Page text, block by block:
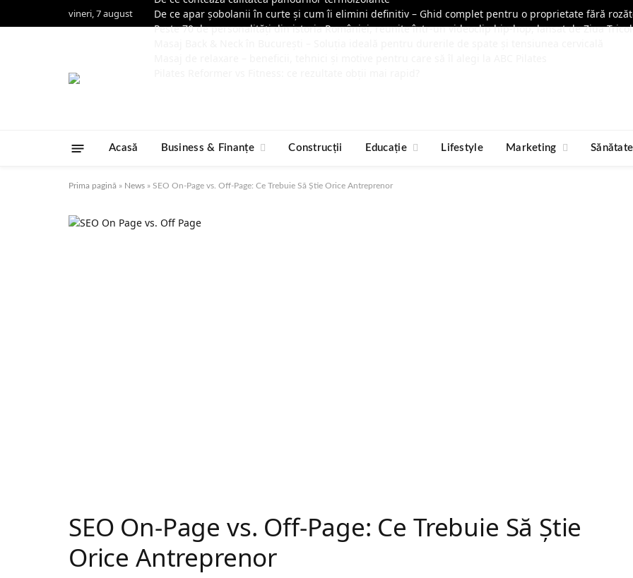
vineri, 7 august
De ce apar șobolanii în curte și cum îi elimini definitiv – Ghid complet pentru o proprietate fără
Peste 70 de personalități din istoria României, reunite într-un videoclip hip-hop, lansat de Ziua
Acasă Business & Finanțe Construcții Educație Lifestyle Marketing Sănătate
Prima pagină » News » SEO On-Page vs. Off-Page: Ce Trebuie Să Știe Orice Antreprenor
SEO On-Page vs. Off-Page: Ce Trebuie Să Știe
Orice Antreprenor